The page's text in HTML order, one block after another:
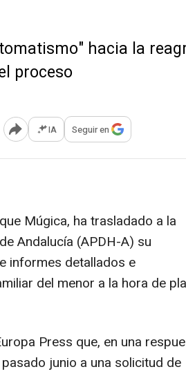
hacia la
proceso
Abrir opciones para compartir
IA Seguir en
Múgica, ha trasladado a la
Andalucía (APDH-A) su
informes detallados e
del menor a la hora de
Press que, en una
junio a una solicitud de